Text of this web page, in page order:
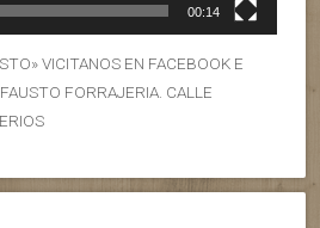
00:14
VICITANOS EN FACEBOOK E
FORRAJERIA. CALLE